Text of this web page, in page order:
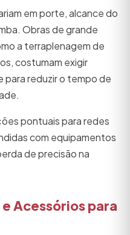
em porte, alcance do
Obras de grande
a terraplenagem de
costumam exigir
reduzir o tempo de
pontuais para redes
com equipamentos
de precisão na
Acessórios para